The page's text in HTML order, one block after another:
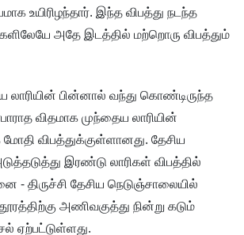
உயிரிழந்தார். இந்த விபத்து நடந்த
அதே இடத்தில் மற்றொரு விபத்தும்
லாரியின் பின்னால் வந்து கொண்டிருந்த
விதமாக முந்தைய லாரியின்
மோதி விபத்துக்குள்ளானது. தேசிய
இரண்டு லாரிகள் விபத்தில்
- திருச்சி தேசிய நெடுஞ்சாலையில்
அணிவகுத்து நின்று கடும்
ஏற்பட்டுள்ளது.